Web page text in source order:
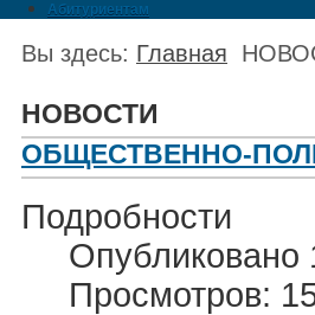
Абитуриентам
Вы здесь: Главная
НОВОСТИ
ОБЩЕСТВЕННО-
Подробности
Опубликовано
Просмотров: